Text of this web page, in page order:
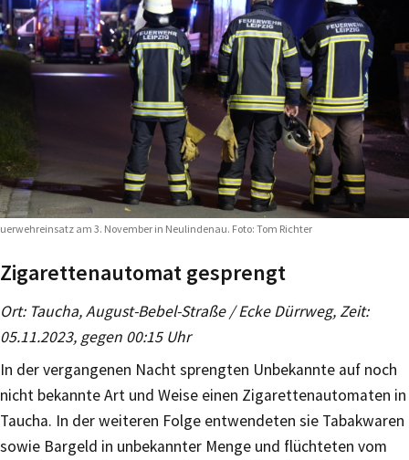
am 3. November in Neulindenau. Foto: Tom Richter
Zigarettenautomat gesprengt
Ort: Taucha, August-Bebel-Straße / Ecke Dürrweg, Zeit:
05.11.2023, gegen 00:15 Uhr
In der vergangenen Nacht sprengten Unbekannte auf noch
nicht bekannte Art und Weise einen Zigarettenautomaten in
Taucha. In der weiteren Folge entwendeten sie Tabakwaren
sowie Bargeld in unbekannter Menge und flüchteten vom